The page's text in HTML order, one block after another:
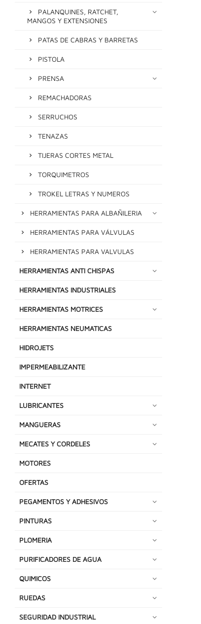
PALANQUINES, RATCHET,
MANGOS Y EXTENSIONES
PATAS DE CABRAS Y BARRETAS
PISTOLA
PRENSA
REMACHADORAS
SERRUCHOS
TENAZAS
TIJERAS CORTES METAL
TORQUIMETROS
TROKEL LETRAS Y NUMEROS
HERRAMIENTAS PARA ALBAÑILERIA
HERRAMIENTAS PARA VÁLVULAS
HERRAMIENTAS PARA VALVULAS
HERRAMIENTAS ANTI CHISPAS
HERRAMIENTAS INDUSTRIALES
HERRAMIENTAS MOTRICES
HERRAMIENTAS NEUMATICAS
HIDROJETS
IMPERMEABILIZANTE
INTERNET
LUBRICANTES
MANGUERAS
MECATES Y CORDELES
MOTORES
OFERTAS
PEGAMENTOS Y ADHESIVOS
PINTURAS
PLOMERIA
PURIFICADORES DE AGUA
QUIMICOS
RUEDAS
SEGURIDAD INDUSTRIAL